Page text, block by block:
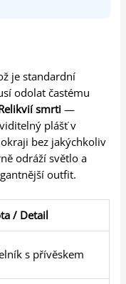
je standardní
odolat častému
smrti—
plášť v
bez jakýchkoliv
odráží světlo a
outfit.
/ Detail
s přívěskem